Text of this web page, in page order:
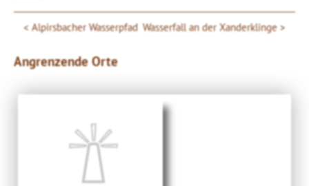
Alpirsbacher Wasserpfad Wasserfall an der Xanderklinge
Angrenzende Orte